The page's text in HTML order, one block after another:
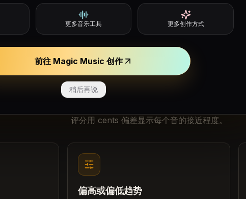
让检测更可
每轮前会播放一段短参考音，请记住并准备
跟唱。
你的评分代表什么
评分用 cents 偏差显示每个音的接近程度。
偏高或偏低趋势
更多音乐工具 更多创作方式
前往 Magic Music 创作
稍后再说